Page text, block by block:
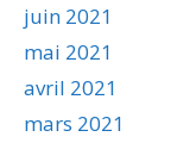
juin 2021
mai 2021
avril 2021
mars 2021